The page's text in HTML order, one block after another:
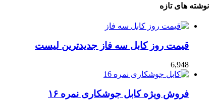
نوشته های تازه
قیمت روز کابل سه فاز جدیدترین لیست
6,948
فروش ویژه کابل جوشکاری نمره ۱۶